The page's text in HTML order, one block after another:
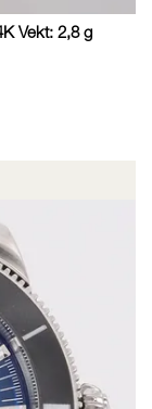
Vekt: 2,8 g